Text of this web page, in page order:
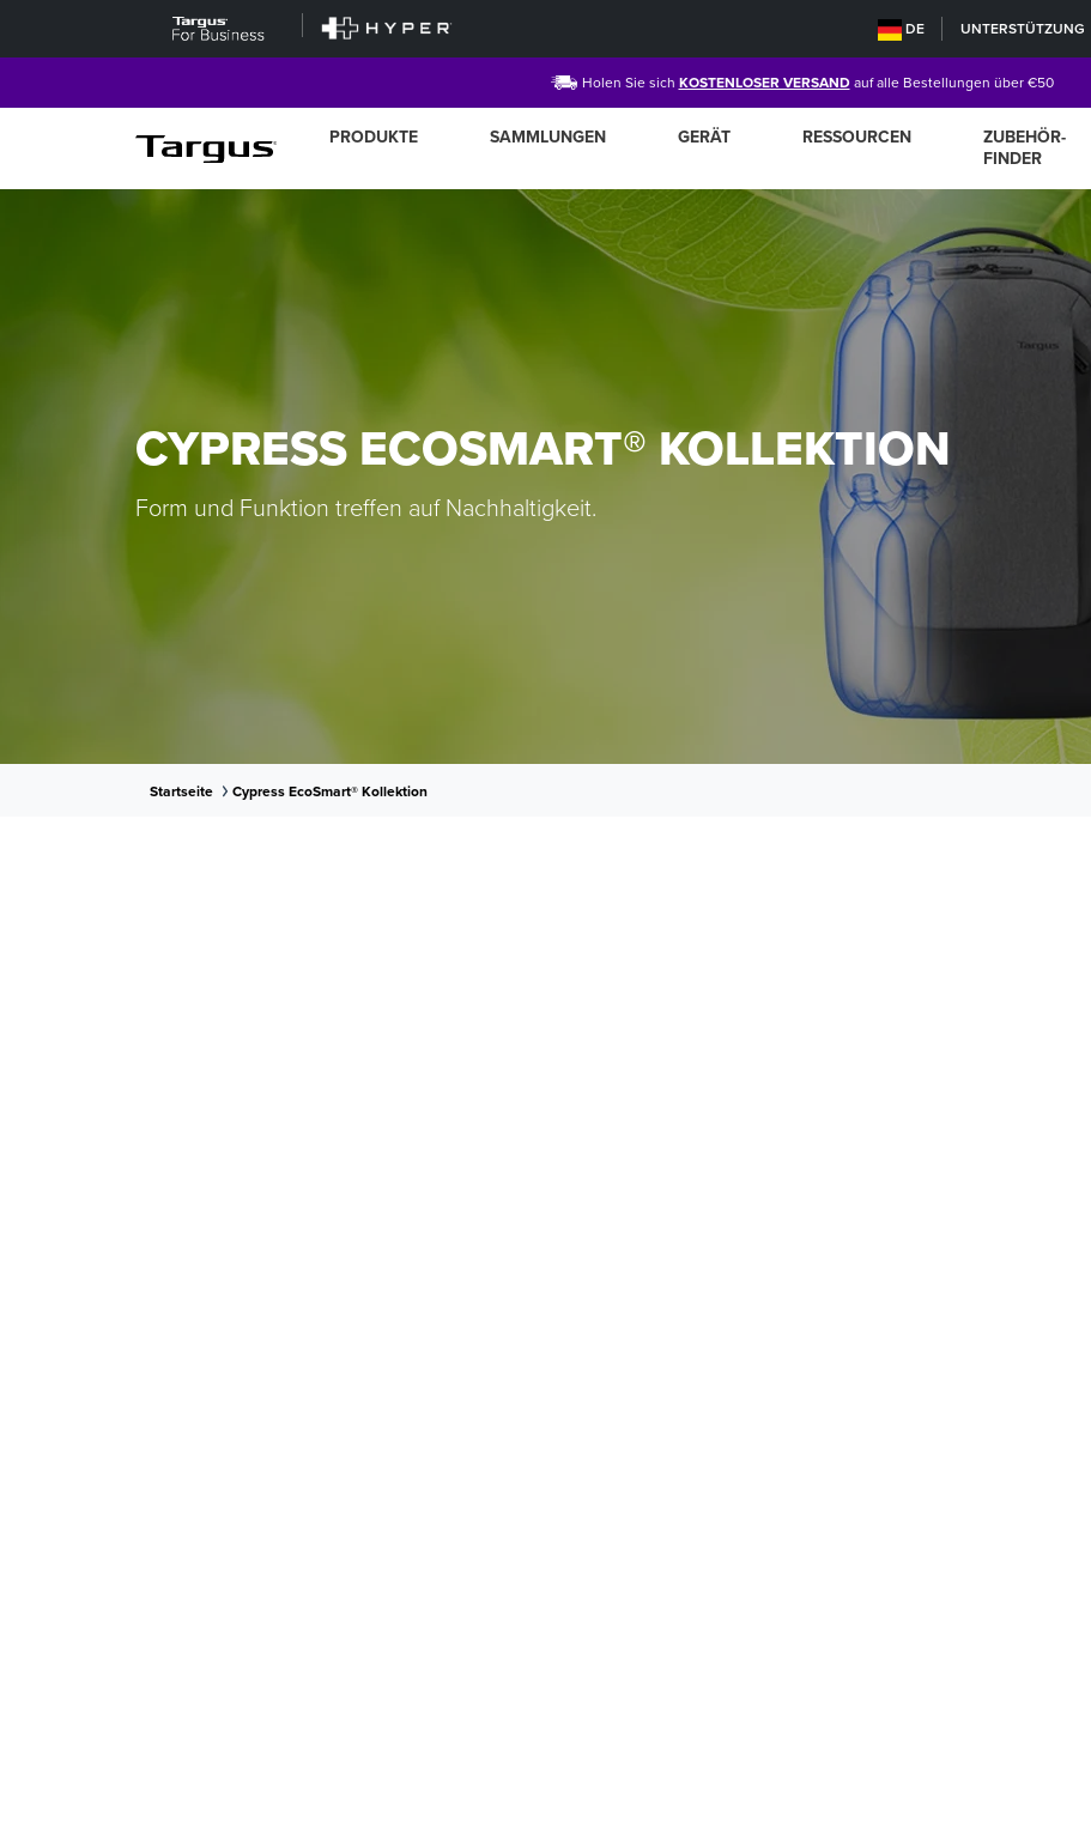
DE UNTERSTÜTZUNG
Holen Sie sich KOSTENLOSER VERSAND auf alle Bestellungen über €50
PRODUKTE SAMMLUNGEN GERÄT RESSOURCEN
ZUBEHÖR-
FINDER
CYPRESS ECOSMART® KOLLEKTION
Form und Funktion treffen auf Nachhaltigkeit.
Startseite Cypress EcoSmart® Kollektion